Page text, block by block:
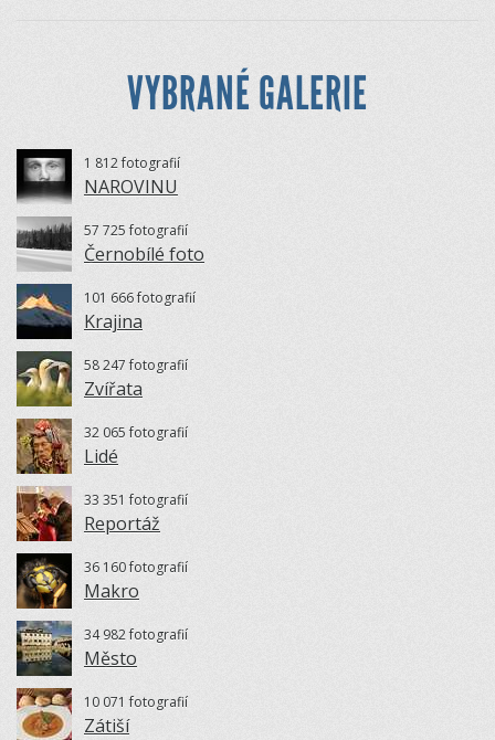
VYBRANÉ GALERIE
1 812 fotografií
NAROVINU
57 725 fotografií
Černobílé foto
101 666 fotografií
Krajina
58 247 fotografií
Zvířata
32 065 fotografií
Lidé
33 351 fotografií
Reportáž
36 160 fotografií
Makro
34 982 fotografií
Město
10 071 fotografií
Zátiší